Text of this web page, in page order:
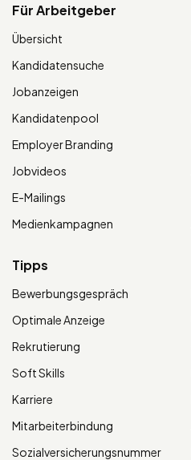
Für Arbeitgeber
Übersicht
Kandidatensuche
Jobanzeigen
Kandidatenpool
Employer Branding
Jobvideos
E-Mailings
Medienkampagnen
Tipps
Bewerbungsgespräch
Optimale Anzeige
Rekrutierung
Soft Skills
Karriere
Mitarbeiterbindung
Sozialversicherungsnummer